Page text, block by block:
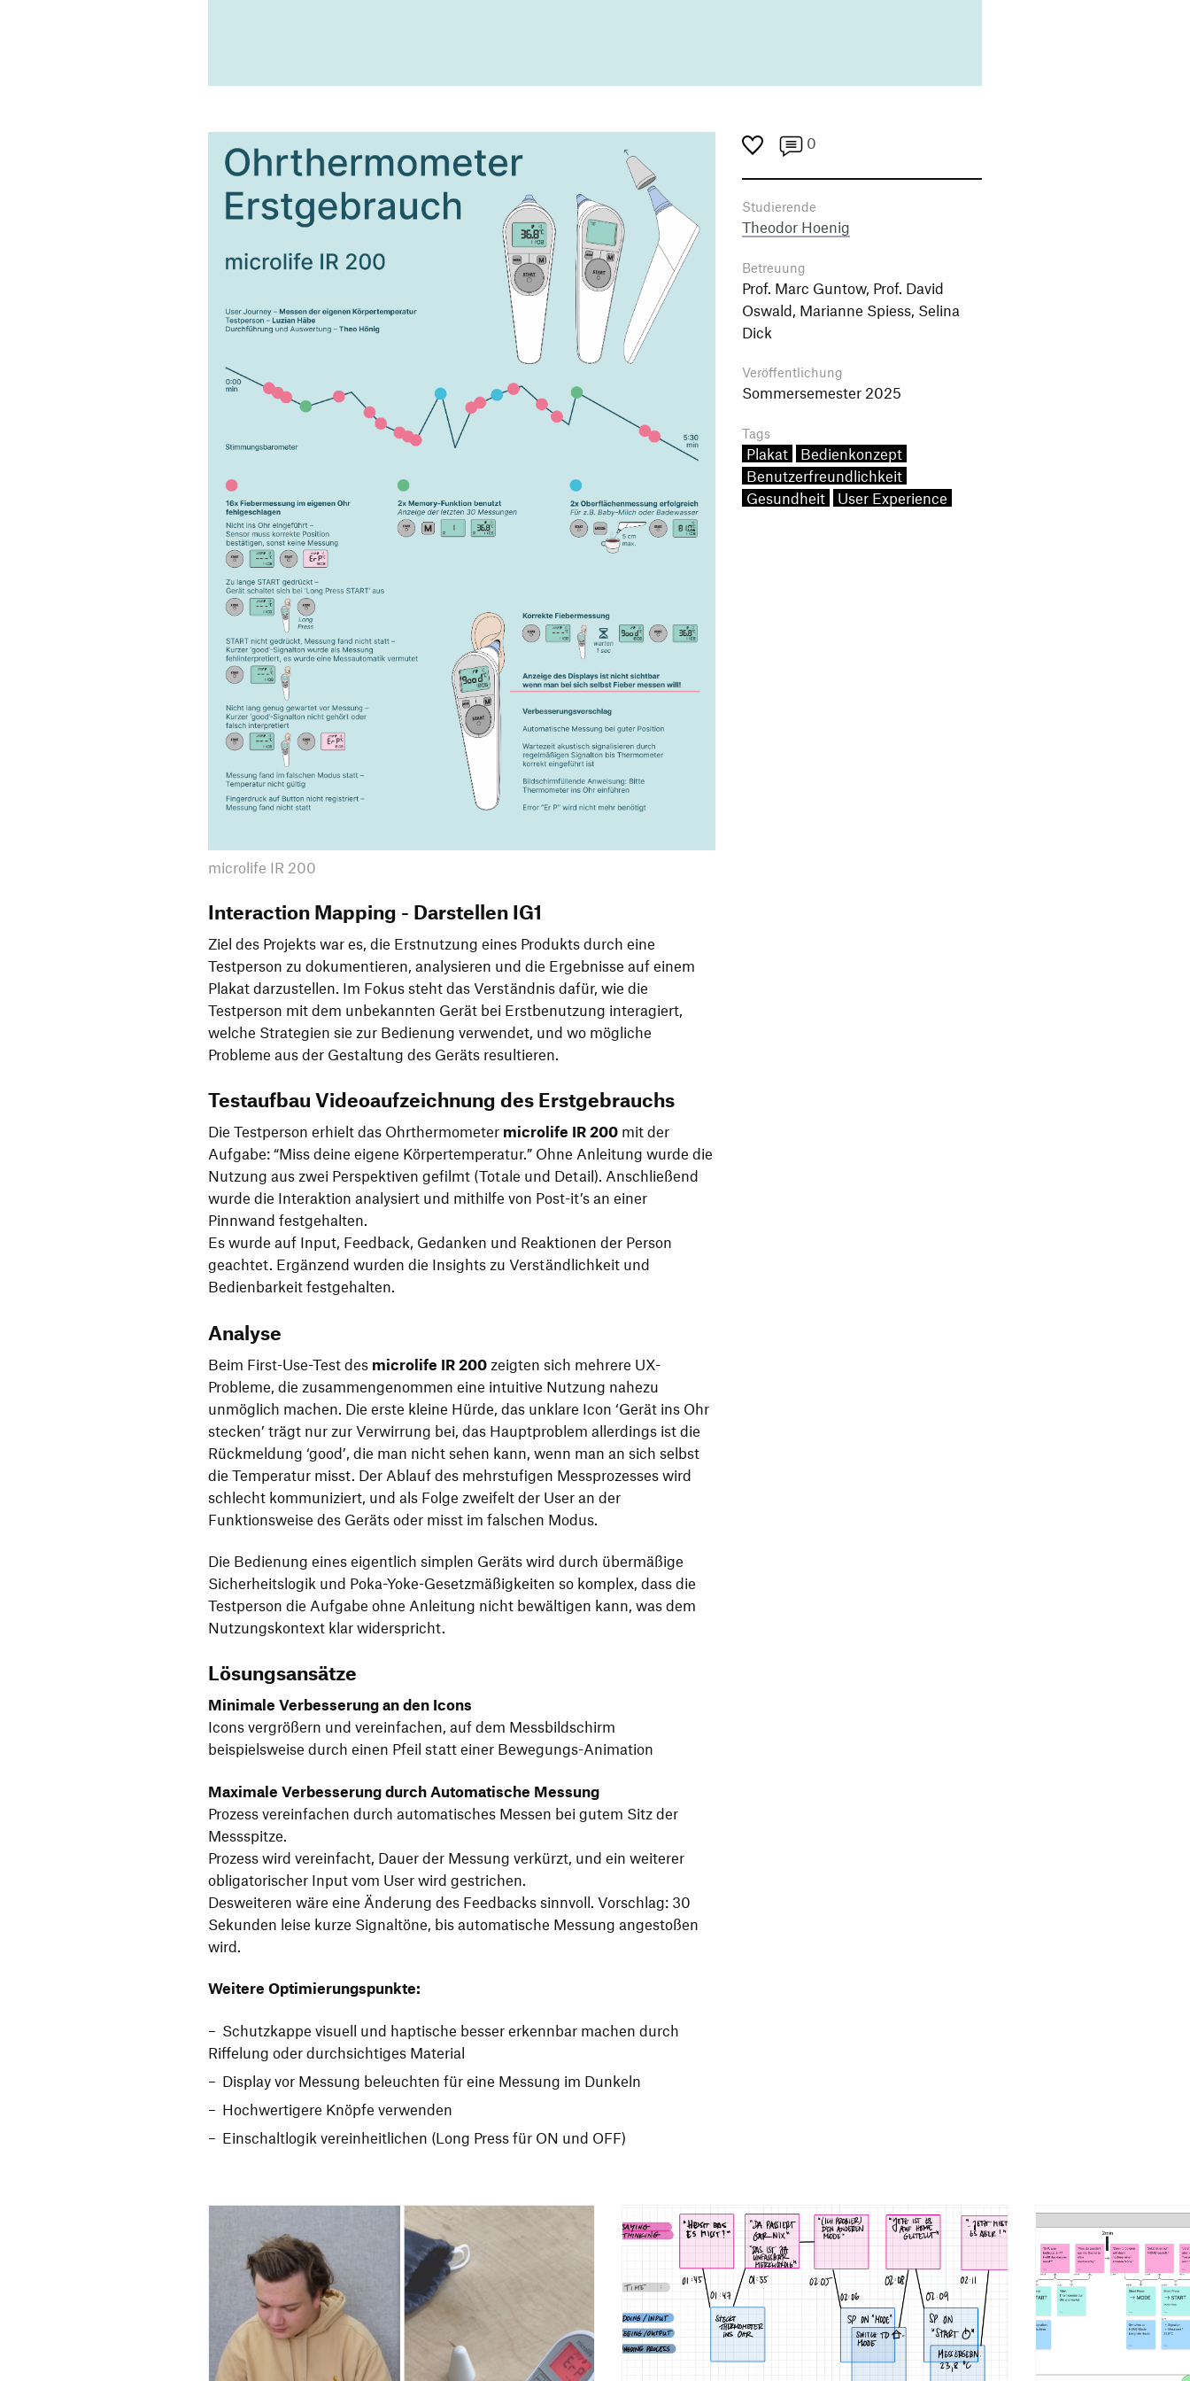
microlife IR 200
Interaction Mapping - Darstellen IG1
Ziel des Projekts war es, die Erstnutzung eines Produkts durch eine
Testperson zu dokumentieren, analysieren und die Ergebnisse auf einem
Plakat darzustellen. Im Fokus steht das Verständnis dafür, wie die
Testperson mit dem unbekannten Gerät bei Erstbenutzung interagiert,
welche Strategien sie zur Bedienung verwendet, und wo mögliche
Probleme aus der Gestaltung des Geräts resultieren.
Testaufbau Videoaufzeichnung des Erstgebrauchs
Die Testperson erhielt das Ohrthermometer microlife IR 200 mit der
Aufgabe: “Miss deine eigene Körpertemperatur.” Ohne Anleitung wurde die
Nutzung aus zwei Perspektiven gefilmt (Totale und Detail). Anschließend
wurde die Interaktion analysiert und mithilfe von Post-it’s an einer
Pinnwand festgehalten.
Es wurde auf Input, Feedback, Gedanken und Reaktionen der Person
geachtet. Ergänzend wurden die Insights zu Verständlichkeit und
Bedienbarkeit festgehalten.
Analyse
Beim First-Use-Test des microlife IR 200 zeigten sich mehrere UX-
Probleme, die zusammengenommen eine intuitive Nutzung nahezu
unmöglich machen. Die erste kleine Hürde, das unklare Icon ‘Gerät ins Ohr
stecken’ trägt nur zur Verwirrung bei, das Hauptproblem allerdings ist die
Rückmeldung ‘good’, die man nicht sehen kann, wenn man an sich selbst
die Temperatur misst. Der Ablauf des mehrstufigen Messprozesses wird
schlecht kommuniziert, und als Folge zweifelt der User an der
Funktionsweise des Geräts oder misst im falschen Modus.
Die Bedienung eines eigentlich simplen Geräts wird durch übermäßige
Sicherheitslogik und Poka-Yoke-Gesetzmäßigkeiten so komplex, dass die
Testperson die Aufgabe ohne Anleitung nicht bewältigen kann, was dem
Nutzungskontext klar widerspricht.
Lösungsansätze
Minimale Verbesserung an den Icons
Icons vergrößern und vereinfachen, auf dem Messbildschirm
beispielsweise durch einen Pfeil statt einer Bewegungs-Animation
Maximale Verbesserung durch Automatische Messung
Prozess vereinfachen durch automatisches Messen bei gutem Sitz der
Messspitze.
Prozess wird vereinfacht, Dauer der Messung verkürzt, und ein weiterer
obligatorischer Input vom User wird gestrichen.
Desweiteren wäre eine Änderung des Feedbacks sinnvoll. Vorschlag: 30
Sekunden leise kurze Signaltöne, bis automatische Messung angestoßen
wird.
Weitere Optimierungspunkte:
Schutzkappe visuell und haptische besser erkennbar machen durch
Riffelung oder durchsichtiges Material
Display vor Messung beleuchten für eine Messung im Dunkeln
Hochwertigere Knöpfe verwenden
Einschaltlogik vereinheitlichen (Long Press für ON und OFF)
0
Studierende
Theodor Hoenig
Betreuung
Prof. Marc Guntow, Prof. David
Oswald, Marianne Spiess, Selina
Dick
Veröffentlichung
Sommersemester 2025
Tags
Plakat
Bedienkonzept
Benutzerfreundlichkeit
Gesundheit
User Experience